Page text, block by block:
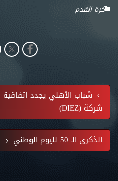
كرة القدم
شباب الأهلي يجدد اتفاقية
شركة (DIEZ)
الذكرى الـ 50 لليوم الوطني